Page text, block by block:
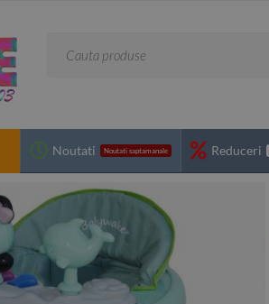
Noutati Noutati saptamanale Reduceri